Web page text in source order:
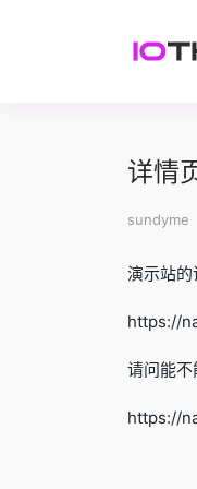
详情
sundyme
演示站的
https://
请问能不
https://